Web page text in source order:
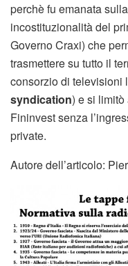
perchè fu emanata
incostituzionalità del
Governo Craxi) che
trasmettere su tutto il
consorzio di televisioni
syndication) e si
Fininvest senza
private.
Autore dell’articolo: